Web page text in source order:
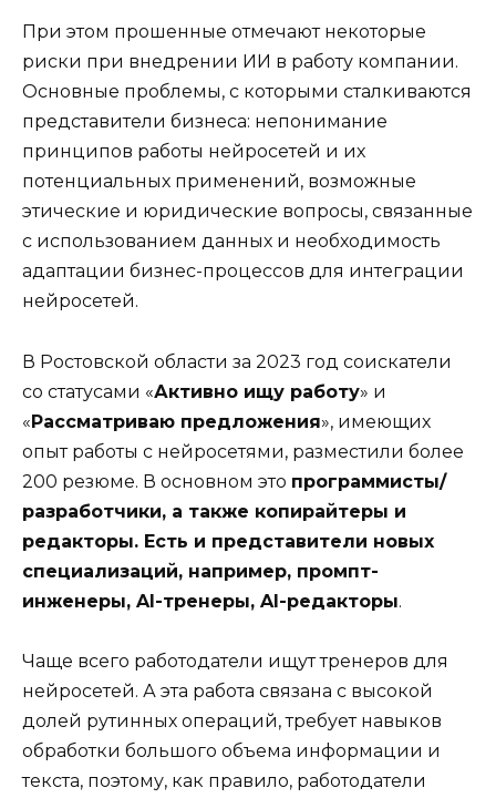
При этом прошенные отмечают некоторые
риски при внедрении ИИ в работу компании.
Основные проблемы, с которыми сталкиваются
представители бизнеса: непонимание
принципов работы нейросетей и их
потенциальных применений, возможные
этические и юридические вопросы, связанные
с использованием данных и необходимость
адаптации бизнес-процессов для интеграции
нейросетей.
В Ростовской области за 2023 год соискатели
со статусами «Активно ищу работу» и
«Рассматриваю предложения», имеющих
опыт работы с нейросетями, разместили более
200 резюме. В основном это программисты/
разработчики, а также копирайтеры и
редакторы. Есть и представители новых
специализаций, например, промпт-
инженеры, AI-тренеры, AI-редакторы.
Чаще всего работодатели ищут тренеров для
нейросетей. А эта работа связана с высокой
долей рутинных операций, требует навыков
обработки большого объема информации и
текста, поэтому, как правило, работодатели